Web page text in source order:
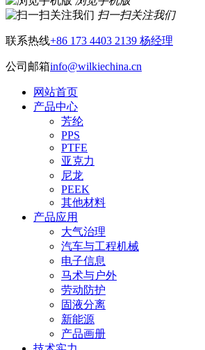
扫一扫关注我们
联系热线+86 173 4403 2139 杨经理
公司邮箱info@wilkiechina.cn
网站首页
产品中心
芳纶
PPS
PTFE
亚克力
尼龙
PEEK
其他材料
产品应用
大气治理
汽车与工程机械
电子信息
马术与户外
劳动防护
固液分离
新能源
产品画册